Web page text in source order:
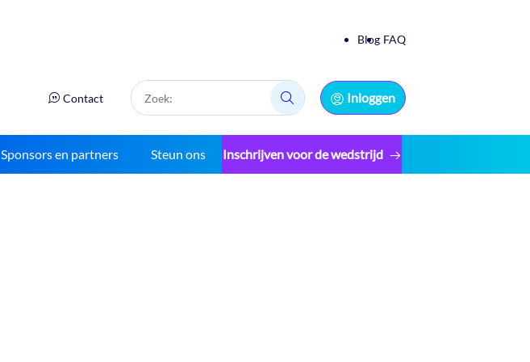
Blog FAQ
Contact
Zoek:
Zoek:
Inloggen
Sponsors en partners Steun ons Inschrijven voor de wedstrijd